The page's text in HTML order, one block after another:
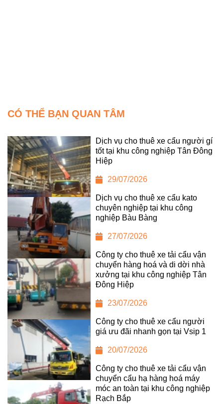
CÓ THỂ BẠN QUAN TÂM
Dịch vụ cho thuê xe cẩu người gí
tốt tại khu công nghiệp Tân Đông
Hiệp
29/07/2026
Dịch vụ cho thuê xe cẩu kato
chuyên nghiệp tại khu công
nghiệp Bàu Bàng
27/07/2026
Công ty cho thuê xe tải cẩu vận
chuyển hàng hoá và di dời nhà
xưởng tại khu công nghiệp Tân
Đông Hiệp
23/07/2026
Công ty cho thuê xe cẩu người
giá ưu đãi nhanh gọn tại Vsip 1
20/07/2026
Công ty cho thuê xe tải cẩu vận
chuyển cẩu hạ hàng hoá máy
móc an toàn tại khu công nghiệp
Rạch Bắp